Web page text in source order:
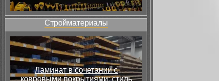
Стройматериалы
Ламинат в сочетании с
ковровыми покрытиями: стиль